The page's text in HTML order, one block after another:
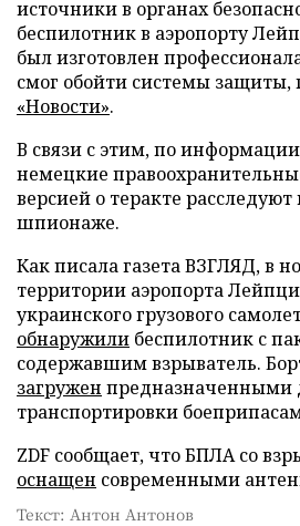
источники в органах
беспилотник в аэропорту
был изготовлен
смог обойти системы защиты,
«Новости».
В связи с этим, по
немецкие
версией о теракте
шпионаже.
Как писала газета ВЗГЛЯД, в
территории аэропорта
украинского грузового
обнаружили беспилотник с
содержавшим взрыватель.
загружен предназначенными
транспортировки
ZDF сообщает, что БПЛА со
оснащен современными
Текст: Антон Антонов